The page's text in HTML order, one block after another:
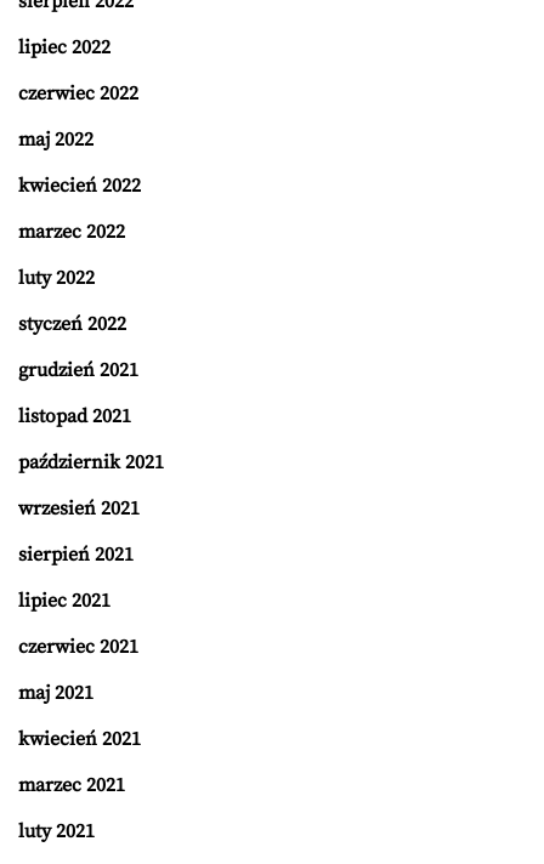
lipiec 2022
czerwiec 2022
maj 2022
kwiecień 2022
marzec 2022
luty 2022
styczeń 2022
grudzień 2021
listopad 2021
październik 2021
wrzesień 2021
sierpień 2021
lipiec 2021
czerwiec 2021
maj 2021
kwiecień 2021
marzec 2021
luty 2021